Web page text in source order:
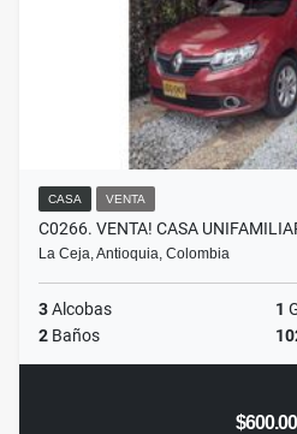
CASA VENTA
C0266. VENTA! CASA
La Ceja, Antioquia, Colombia
3Alcobas 1
2 Baños